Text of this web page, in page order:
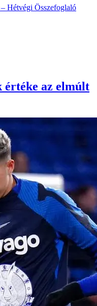
Hétvégi Összefoglaló
értéke az elmúlt